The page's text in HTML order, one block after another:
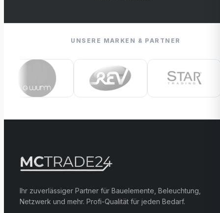
UNSERE MARKEN & PARTNER
Ihr zuverlässiger Partner für Bauelemente, Beleuchtung,
Netzwerk und mehr. Profi-Qualität für jeden Bedarf.